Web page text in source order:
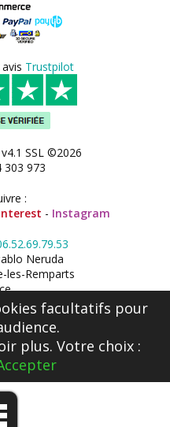
Trustpilot
SSL ©2026
303 973
:
- Instagram
Neruda
les-Remparts
facultatifs pour
plus. Votre choix :